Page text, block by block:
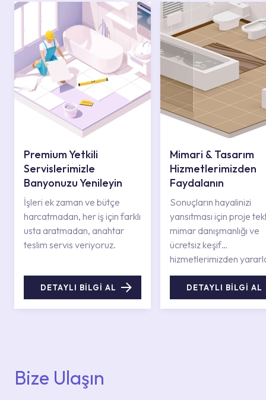
Premium Yetkili
Servislerimizle
Banyonuzu Yenileyin
İşleri ek zaman ve bütçe
harcatmadan, her iş için farklı
usta aratmadan, anahtar
teslim servis veriyoruz.
DETAYLI BİLGİ AL
Mimari & Tasarım
Hizmetlerimizden
Faydalanın
Sonuçların hayalinizi
yansıtması için proje
mimar danışmanlığı ve
ücretsiz keşif
hizmetlerimizden
DETAYLI BİLGİ AL
Bize Ulaşın